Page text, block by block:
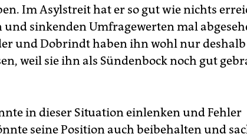
Im Asylstreit hat er so gut wie nichts
und sinkenden Umfragewerten mal
und Dobrindt haben ihn wohl nur
weil sie ihn als Sündenbock noch gut
in dieser Situation einlenken und Fehler
seine Position auch beibehalten und